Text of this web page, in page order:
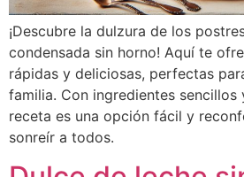
¡Descubre la dulzura de los
condensada sin horno! Aquí te
rápidas y deliciosas, perfectas
familia. Con ingredientes sencillos
receta es una opción fácil y
sonreír a todos.